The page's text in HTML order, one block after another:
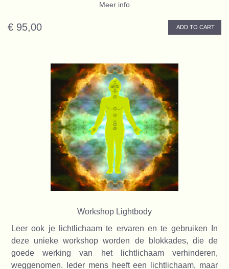
Meer info
€ 95,00 ADD TO CART
Workshop Lightbody
Leer ook je lichtlichaam te ervaren en te gebruiken In
deze unieke workshop worden de blokkades, die de
goede werking van het lichtlichaam verhinderen,
weggenomen. Ieder mens heeft een lichtlichaam, maar